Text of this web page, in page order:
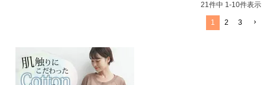
21件中 1-10件表示
1 2 3